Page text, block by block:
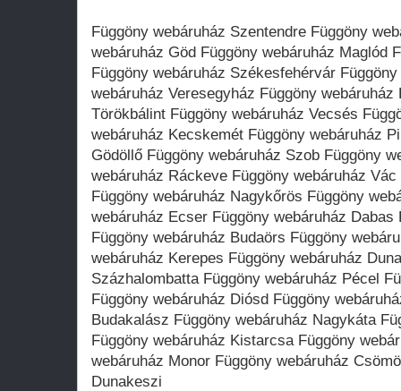
Függöny webáruház Szentendre Függöny
webáruház Göd Függöny webáruház Maglód
Függöny webáruház Székesfehérvár
webáruház Veresegyház Függöny webáruház
Törökbálint Függöny webáruház Vecsés
webáruház Kecskemét Függöny webáruház
Gödöllő Függöny webáruház Szob Függöny
webáruház Ráckeve Függöny webáruház
Függöny webáruház Nagykőrös Függöny
webáruház Ecser Függöny webáruház
Függöny webáruház Budaörs Függöny
webáruház Kerepes Függöny webáruház
Százhalombatta Függöny webáruház Pécel
Függöny webáruház Diósd Függöny
Budakalász Függöny webáruház Nagykáta
Függöny webáruház Kistarcsa Függöny
webáruház Monor Függöny webáruház
Dunakeszi